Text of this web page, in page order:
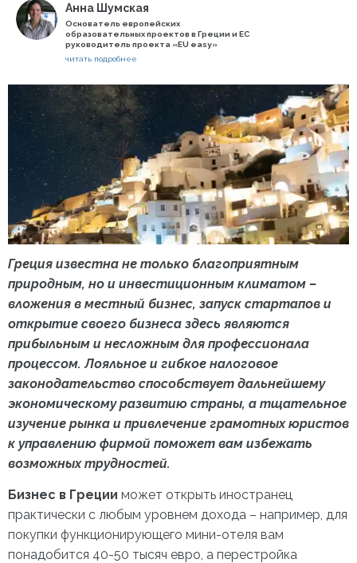
Анна Шумская
Основатель европейских
образовательных проектов в Греции и ЕС
руководитель проекта «EU easy»
читать подробнее
Греция известна не только благоприятным
природным, но и инвестиционным климатом –
вложения в местный бизнес, запуск стартапов и
открытие своего бизнеса здесь являются
прибыльным и несложным для профессионала
процессом. Лояльное и гибкое налоговое
законодательство способствует дальнейшему
экономическому развитию страны, а тщательное
изучение рынка и привлечение грамотных юристов
к управлению фирмой поможет вам избежать
возможных трудностей.
Бизнес в Греции может открыть иностранец
практически с любым уровнем дохода – например, для
покупки функционирующего мини-отеля вам
понадобится 40-50 тысяч евро, а перестройка